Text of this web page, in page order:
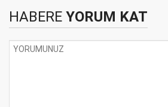
HABERE YORUM KAT